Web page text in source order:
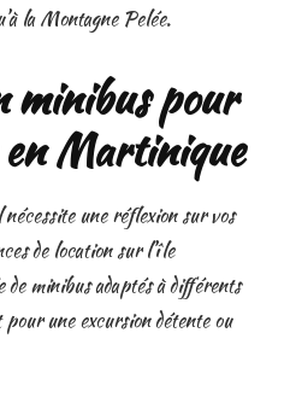
la Montagne Pelée.
minibus pour
Martinique
une réflexion sur vos
de location sur l’île
minibus adaptés à différents
une excursion détente ou